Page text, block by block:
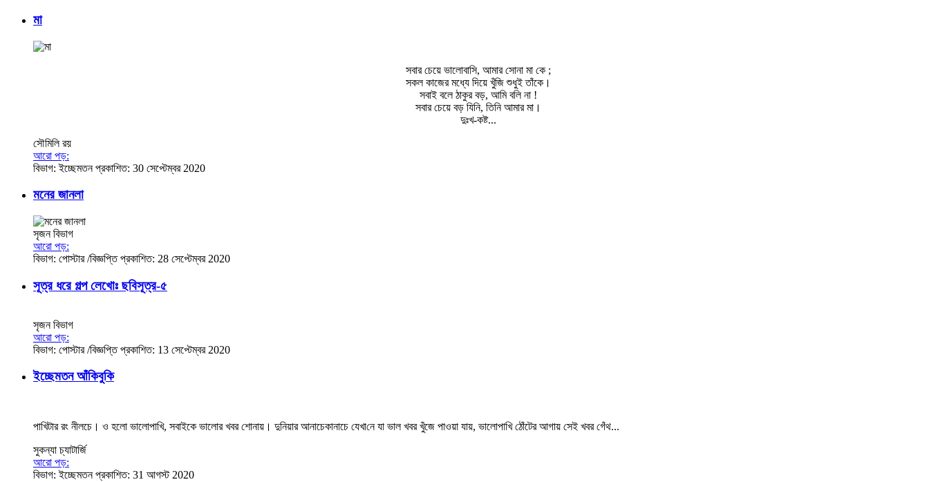
মা
সবার চেয়ে ভালোবাসি, আমার সোনা মা কে ;
সকল কাজের মধ্যে দিয়ে খুঁজি শুধুই তাঁকে।
সবাই বলে ঠাকুর বড়, আমি বলি না !
সবার চেয়ে বড় যিনি, তিনি আমার মা।
দুঃখ-কষ্ট...
সৌমিলি রয়
আরো পড়:
বিভাগ:ইচ্ছেমতন প্রকাশিত: 30 সেপ্টেম্বর 2020
মনের জানলা
সৃজন বিভাগ
আরো পড়:
বিভাগ: পোস্টার /বিজ্ঞপ্তি প্রকাশিত: 28 সেপ্টেম্বর 2020
সূত্র ধরে গল্প লেখোঃ ছবিসূত্র-৫
সৃজন বিভাগ
আরো পড়:
বিভাগ: পোস্টার /বিজ্ঞপ্তি প্রকাশিত: 13 সেপ্টেম্বর 2020
ইচ্ছেমতন আঁকিবুকি
পাখিটার রং নীলচে। ও হলো ভালোপাখি, সবাইকে ভালোর খবর শোনায়। দুনিয়ার আনাচেকানাচে যেখা‌নে যা ভাল খবর খুঁজে পাওয়া যায়, ভালোপাখি ঠোঁটের আগায় সেই খবর গেঁথ...
সুকন্যা চ্যাটার্জি
আরো পড়:
বিভাগ:ইচ্ছেমতন প্রকাশিত: 31 আগস্ট 2020